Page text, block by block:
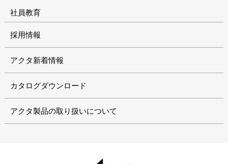
社員教育
採用情報
アクタ新着情報
カタログダウンロード
アクタ製品の取り扱いについて